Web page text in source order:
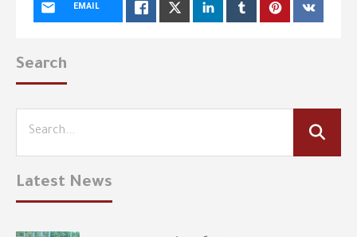
EMAIL
Search
Latest News